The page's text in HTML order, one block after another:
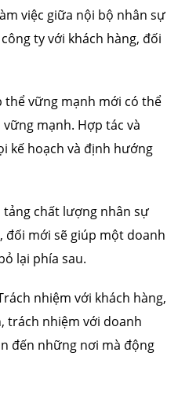
việc giữa nội bộ nhân sự
ty với khách hàng, đối
thể vững mạnh mới có thể
mạnh. Hợp tác và
kế hoạch và định hướng
tảng chất lượng nhân sự
đối mới sẽ giúp một doanh
lại phía sau.
nhiệm với khách hàng,
trách nhiệm với doanh
đến những nơi mà động